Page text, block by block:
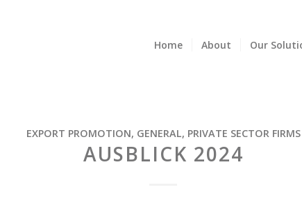
Home About Our
EXPORT PROMOTION, GENERAL, PRIVATE SECTOR FIRMS
AUSBLICK 2024